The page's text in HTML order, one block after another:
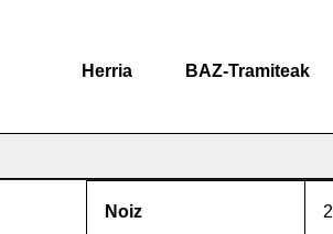
Herria BAZ-Tramiteak
Noiz